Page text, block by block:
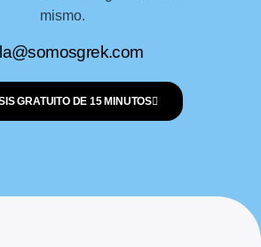
mismo.
GRATUITO DE 15 MINUTOS